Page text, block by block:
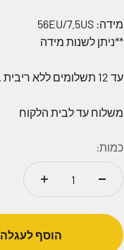
מידה: 56EU/7.5US
**ניתן לשנות מידה
עד 12 תשלומים ללא ריבית בחיוב טלפוני
משלוח עד לבית הלקוח
כמות:
הוסף לעגלה